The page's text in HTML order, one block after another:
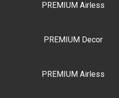
PREMIUM Airless
PREMIUM Decor
PREMIUM Airless